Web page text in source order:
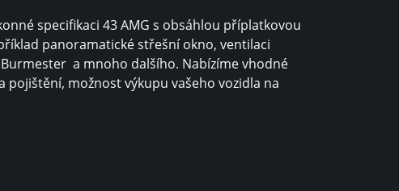
specifikaci 43 AMG s obsáhlou příplatkovou
panoramatické střešní okno, ventilaci
a mnoho dalšího. Nabízíme vhodné
pojištění, možnost výkupu vašeho vozidla na